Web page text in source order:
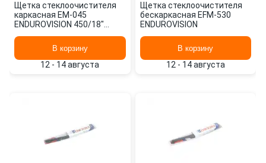
Щетка стеклоочистителя
каркасная EM-045
ENDUROVISION 450/18"
В корзину
12 - 14 августа
Щетка стеклоочистителя
бескаркасная EFM-530
ENDUROVISION
В корзину
12 - 14 августа